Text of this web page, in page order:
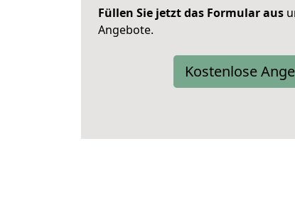
Füllen Sie jetzt das Formular aus
Angebote.
Kostenlose